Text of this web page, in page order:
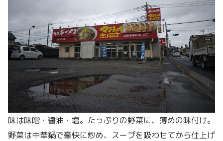
味は味噌・醤油・塩。たっぷりの野菜に、薄めの味付け。
野菜は中華鍋で豪快に炒め、スープを吸わせてから仕上げ